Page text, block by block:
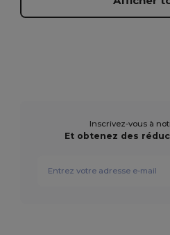
Inscrivez-vous à
Et obtenez des